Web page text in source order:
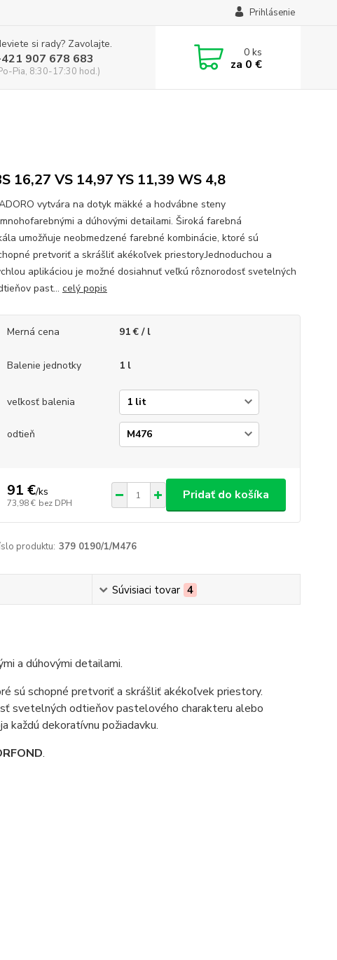
Prihlásenie
si rady? Zavolajte.
907 678 683
Pia, 8:30-17:30 hod.)
0ks
za 0 €
16,27 VS 14,97 YS 11,39 WS 4,8
vytvára na dotyk mäkké a hodvábne steny
a dúhovými detailami. Široká farebná
umožňuje neobmedzené farebné kombinácie, ktoré sú
pretvoriť a skrášliť akékoľvek priestory.Jednoduchou a
aplikáciou je možné dosiahnuť veľkú rôznorodosť svetelných
past... celý popis
Merná cena 91 € / l
Balenie jednotky 1 l
veľkosť balenia
odtieň
91 €/ks
73,98 € bez DPH
Pridať do košíka
produktu: 379 0190/1/M476
Súvisiaci tovar 4
a dúhovými detailami.
sú schopné pretvoriť a skrášliť akékoľvek priestory.
svetelných odtieňov pastelového charakteru alebo
každú dekoratívnu požiadavku.
.